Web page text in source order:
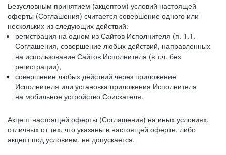
Безусловным принятием (акцептом) условий настоящей
оферты (Соглашения) считается совершение одного или
нескольких из следующих действий:
регистрация на одном из Сайтов Исполнителя (п. 1.1.
Соглашения, совершение любых действий, направленных
на использование Сайтов Исполнителя (в т.ч. без
регистрации),
совершение любых действий через приложение
Исполнителя или установка приложения Исполнителя
на мобильное устройство Соискателя.
Акцепт настоящей оферты (Соглашения) на иных условиях,
отличных от тех, что указаны в настоящей оферте, либо
акцепт под условием, не допускается.